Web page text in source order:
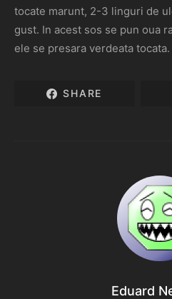
tocate marunt, 2-3 linguri de
gust. In acest sos se pun oua
ele se presara verdeata tocata.
SHARE
Eduard